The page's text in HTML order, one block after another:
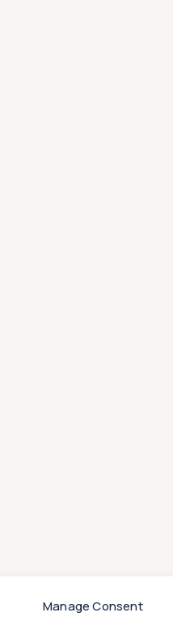
Manage Consent